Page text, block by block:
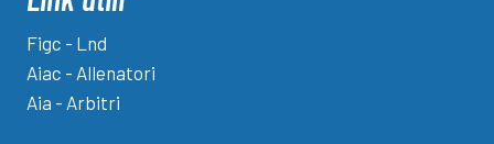
Figc - Lnd
Aiac - Allenatori
Aia - Arbitri